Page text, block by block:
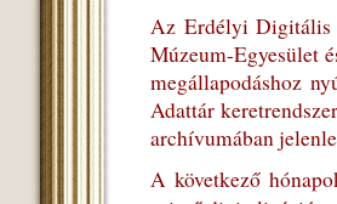
Az Erdélyi Digitális
Múzeum-Egyesület
megállapodáshoz
Adattár
archívumában
A következő